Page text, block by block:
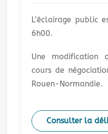
L’éclairage public
6h00.
Une modification
cours de
Rouen-Normandie.
Consulter la